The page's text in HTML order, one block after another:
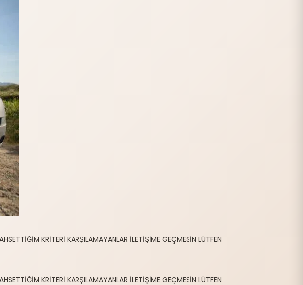
KRİTERİ KARŞILAMAYANLAR İLETİŞİME GEÇMESİN LÜTFEN
KRİTERİ KARŞILAMAYANLAR İLETİŞİME GEÇMESİN LÜTFEN